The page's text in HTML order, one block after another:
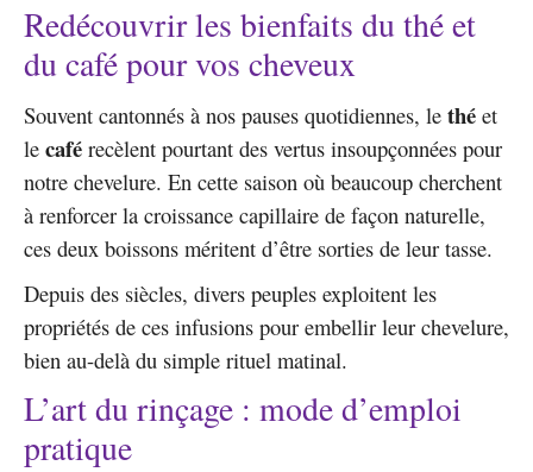
Redécouvrir les bienfaits du thé et
du café pour vos cheveux
Souvent cantonnés à nos pauses quotidiennes, le thé et
le café recèlent pourtant des vertus insoupçonnées pour
notre chevelure. En cette saison où beaucoup cherchent
à renforcer la croissance capillaire de façon naturelle,
ces deux boissons méritent d’être sorties de leur tasse.
Depuis des siècles, divers peuples exploitent les
propriétés de ces infusions pour embellir leur chevelure,
bien au-delà du simple rituel matinal.
L’art du rinçage : mode d’emploi
pratique